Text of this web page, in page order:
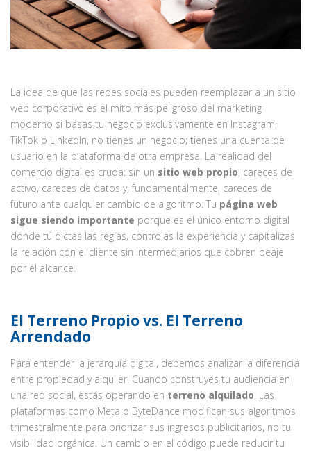
La idea de que las redes sociales pueden reemplazar a un sitio
web corporativo es el mito más peligroso del marketing
moderno si basas tu negocio exclusivamente en Instagram,
TikTok o LinkedIn, no tienes un negocio; tienes una cuenta de
usuario en la plataforma de otra empresa. La realidad del
comercio digital es cruda: sin un sitio web propio, careces de
activo, careces de datos y, fundamentalmente, careces de
futuro ante cualquier cambio de algoritmo. Tu página web
sigue siendo importante porque es el único entorno digital
donde tú dictas las reglas, controlas la experiencia y capitalizas
la relación con el cliente sin intermediarios que cobren peaje
por el alcance.
El Terreno Propio vs. El Terreno
Arrendado
Para entender la jerarquía digital, debemos analizar la diferencia
entre propiedad y alquiler. Cuando construyes tu audiencia en
una red social, estás operando en terreno alquilado . Las
plataformas como Meta o ByteDance modifican sus algoritmos
trimestralmente para priorizar sus ingresos publicitarios, no tu
visibilidad orgánica. Un cambio en el código puede reducir tu